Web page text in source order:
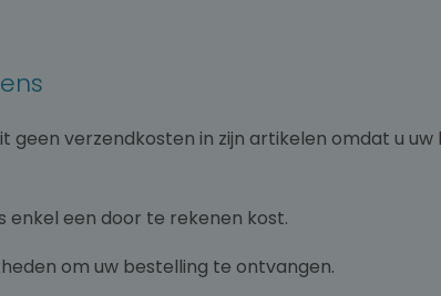
geen verzendkosten in zijn artikelen omdat u
enkel een door te rekenen kost.
om uw bestelling te ontvangen.